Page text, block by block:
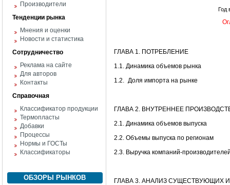
Производители
Тенденции рынка
Мнения и оценки
Новости и статистика
Сотрудничество
Реклама на сайте
Для авторов
Контакты
Справочная
Классификатор продукции
Термопласты
Добавки
Процессы
Нормы и ГОСТы
Классификаторы
ОБЗОРЫ РЫНКОВ
Год
ГЛАВА 1. ПОТРЕБЛЕНИЕ
1.1. Динамика объемов рынка
1.2. Доля импорта на рынке
ГЛАВА 2. ВНУТРЕННЕЕ
2.1. Динамика объемов выпуска
2.2. Объемы выпуска по регионам
2.3. Выручка компаний-
ГЛАВА 3. АНАЛИЗ СУЩЕСТВУЮЩИХ